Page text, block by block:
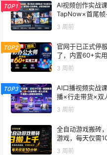
TOP1
AI视频创作实战
TapNow×首尾帧
3 周前
TOP2
官网于已正式停
了，内置60+实
3 周前
TOP3
AI口播视频实战
播×行走带货×双
3 周前
全自动游戏搬砖
游戏，每天仅需
3 周前